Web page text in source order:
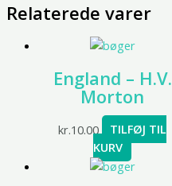
Relaterede varer
England – H.V.
Morton
kr.10.00
TILFØJ TIL
KURV